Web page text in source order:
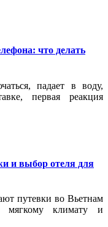
что делать
падает в воду,
первая реакция
и выбор отеля для
путевки во Вьетнам
мягкому климату и